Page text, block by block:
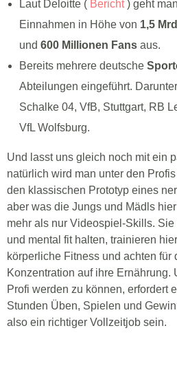
Laut Deloitte ( Bericht) geht
Einnahmen in Höhe von 1,5
und 600 Millionen Fans aus.
Bereits mehrere deutsche
Abteilungen eingeführt.
Schalke 04, VfB, Stuttgart, RB
VfL Wolfsburg.
Und lasst uns gleich noch mit ein
natürlich wird man unter den
den klassischen Prototyp eines
aber was die Jungs und Mädls
mehr als nur Videospiel-Skills.
und mental fit halten, trainieren
körperliche Fitness und achten für
Konzentration auf ihre Ernährung.
Profi werden zu können, erfordert
Stunden Üben, Spielen und
also ein richtiger Vollzeitjob sein.